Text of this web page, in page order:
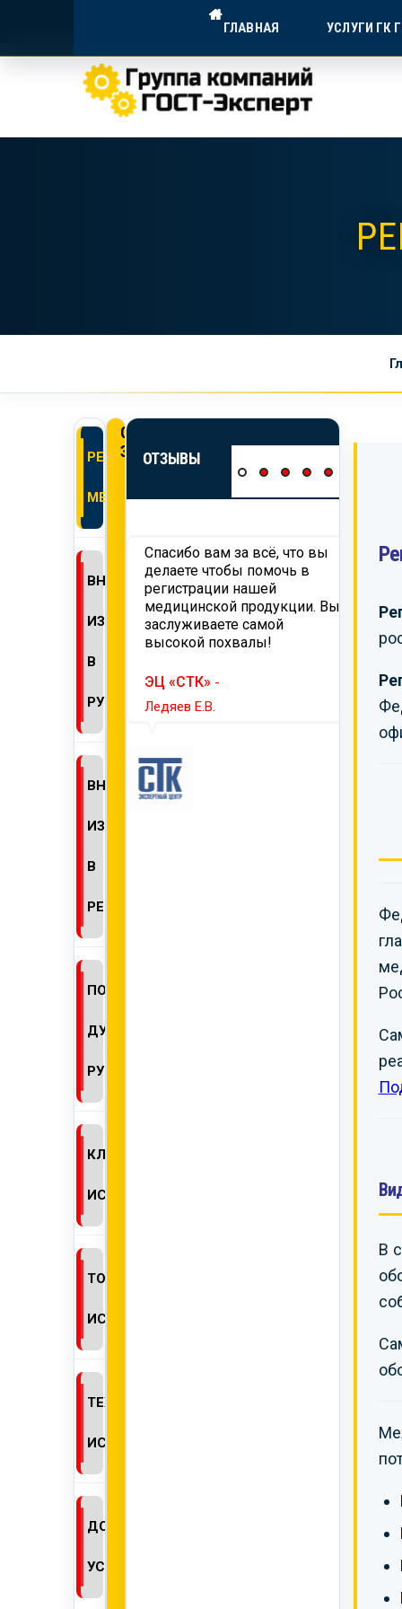
ГОСТ-ЭКСПЕРТ —
Экспертное сопровождение для
ГЛАВНАЯ УСЛУГИ ГК
РЕГИСТРАЦИЯ
МЕДИЗДЕЛИЙ
ВНЕСЕНИЕ
ИЗМЕНЕНИЙ
В
РУ
ВНЕСЕНИЕ
ИЗМЕНЕНИЙ
В
РЕГДОСЬЕ
ПОЛУЧЕНИЕ
ДУБЛИКАТА
РУ
КЛИНИЧЕСКИЕ
ИСПЫТАНИЯ
ТОКСИКОЛОГИЧЕСКИЕ
ИСПЫТАНИЯ
ТЕХНИЧЕСКИЕ
ИСПЫТАНИЯ
ДОПОЛНИТЕЛЬНЫЕ
УСЛУГИ
ОНЛАЙН
ЗАЯВКА
ОТЗЫВЫ
и проведение
на территорию
-
Спасибо вам за всё, что вы
делаете чтобы помочь в
регистрации нашей
медицинской продукции. Вы
заслуживаете самой
высокой похвалы!
ЭЦ «СТК» -
Ледяев Е.В.
ТД
В